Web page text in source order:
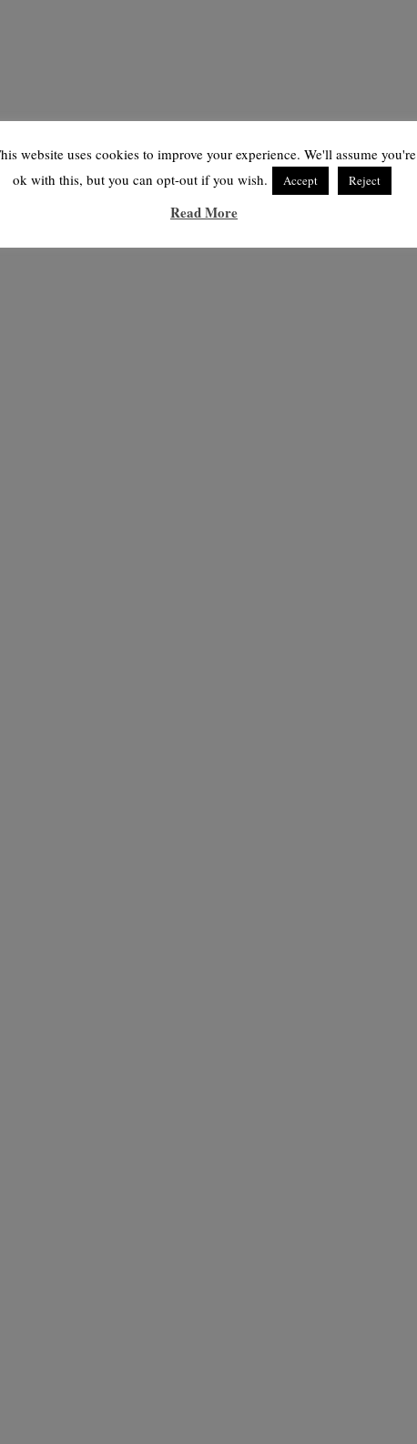
website uses cookies to improve your experience. We'll assume you're
ok with this, but you can opt-out if you wish.
Accept Reject
Read More